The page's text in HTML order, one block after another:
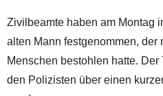
Zivilbeamte haben am Montag
alten Mann festgenommen, der
Menschen bestohlen hatte.
den Polizisten über einen